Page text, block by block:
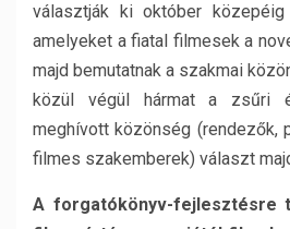
választják ki október
amelyeket a fiatal filmesek a
majd bemutatnak a szakmai
közül végül hármat a zsűri
meghívott közönség (rendezők,
filmes szakemberek) választ
A forgatókönyv-fejlesztésre